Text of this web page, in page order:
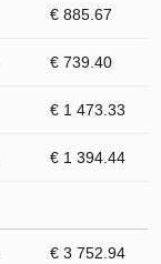
€ 885.67
€ 739.40
€ 1 473.33
€ 1 394.44
€ 3 752.94